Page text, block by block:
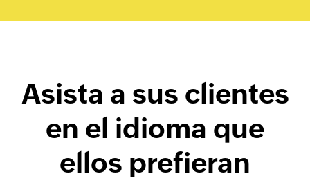
Asista a sus clientes
en el idioma que
ellos prefieran